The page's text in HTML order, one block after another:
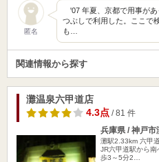
匿名
'07 年夏、京都で用事があ
つぶしで利用した。ここで
も…
関連情報から探す
灘温泉六甲道店
4.3点/ 81 件
兵庫県 / 神戸市
灘駅2.33km 六甲
JR六甲道駅から
歩3～5分2…